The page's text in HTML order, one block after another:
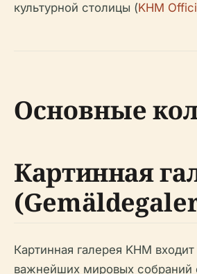
культурной столицы (KHM
Основные
Картинная
Картинная галерея KHM
важнейших мировых собраний